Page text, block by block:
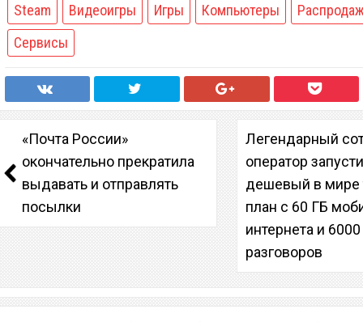
Steam Видеоигры Игры Компьютеры
Сервисы
«Почта России»
окончательно прекратила
выдавать и отправлять
посылки
Легендарный
оператор
дешевый в мире
план с 60 ГБ
интернета и
разговоров